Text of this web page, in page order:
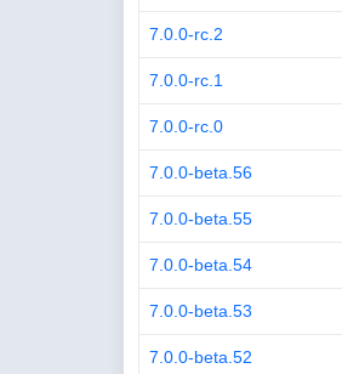
7.0.0-rc.2
7.0.0-rc.1
7.0.0-rc.0
7.0.0-beta.56
7.0.0-beta.55
7.0.0-beta.54
7.0.0-beta.53
7.0.0-beta.52